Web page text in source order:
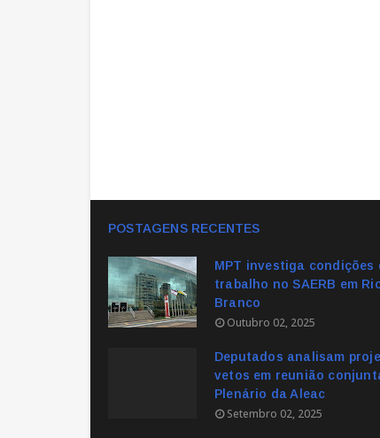
POSTAGENS RECENTES
MPT investiga condições
trabalho no SAERB em
Branco
Outubro 02, 2025
Deputados analisam
vetos em reunião
Plenário da Aleac
Setembro 02, 2025